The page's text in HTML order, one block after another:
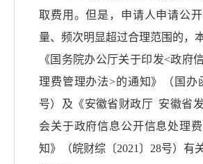
取费用。但是，申请人申请公
量、频次明显超过合理范围的，
《国务院办公厅关于印发<政府
理费管理办法>的通知》（国办
号）及《安徽省财政厅 安徽省
会关于政府信息公开信息处理
知》（皖财综〔2021〕28号）有